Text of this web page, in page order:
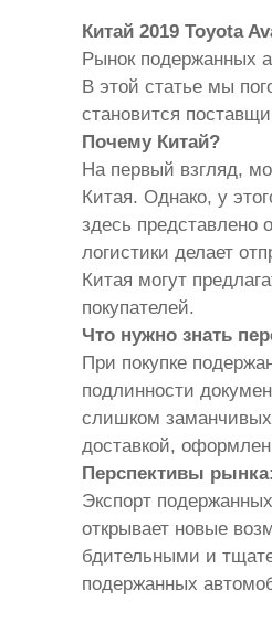
Китай 2019 Toyota
Рынок подержанных
В этой статье мы
становится
Почему Китай?
На первый взгляд,
Китая. Однако, у
здесь представлено
логистики делает
Китая могут
покупателей.
Что нужно знать
При покупке
подлинности
слишком заманчивых
доставкой,
Перспективы рынка:
Экспорт
открывает новые
бдительными и
подержанных